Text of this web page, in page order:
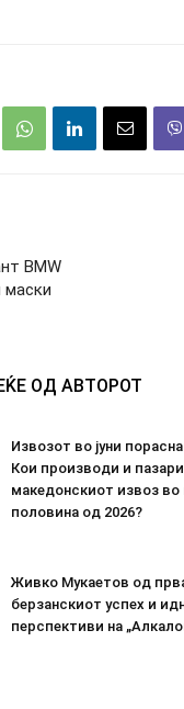
BMW
маски
ОД АВТОРОТ
Извозот во јуни порасна
Кои производи и
македонскиот извоз во
половина од 2026?
Живко Мукаетов од
берзанскиот успех и
перспективи на